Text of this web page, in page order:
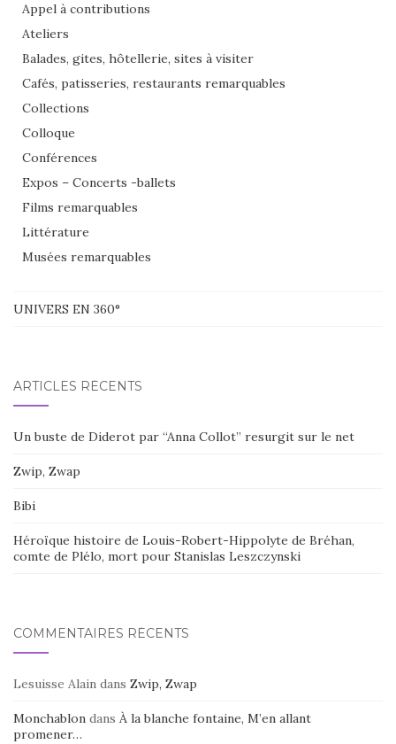
Appel à contributions
Ateliers
Balades, gites, hôtellerie, sites à visiter
Cafés, patisseries, restaurants remarquables
Collections
Colloque
Conférences
Expos – Concerts -ballets
Films remarquables
Littérature
Musées remarquables
UNIVERS EN 360°
ARTICLES RÉCENTS
Un buste de Diderot par “Anna Collot” resurgit sur le net
Zwip, Zwap
Bibi
Héroïque histoire de Louis-Robert-Hippolyte de Bréhan,
comte de Plélo, mort pour Stanislas Leszczynski
COMMENTAIRES RÉCENTS
Lesuisse Alain dans Zwip, Zwap
Monchablon dans À la blanche fontaine, M’en allant
promener…